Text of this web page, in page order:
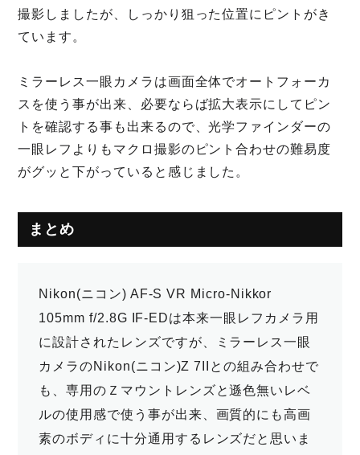
撮影しましたが、しっかり狙った位置にピントがき
ています。
ミラーレス一眼カメラは画面全体でオートフォーカ
スを使う事が出来、必要ならば拡大表示にしてピン
トを確認する事も出来るので、光学ファインダーの
一眼レフよりもマクロ撮影のピント合わせの難易度
がグッと下がっていると感じました。
まとめ
Nikon(ニコン) AF-S VR Micro-Nikkor
105mm f/2.8G IF-EDは本来一眼レフカメラ用
に設計されたレンズですが、ミラーレス一眼
カメラのNikon(ニコン)Z 7IIとの組み合わせで
も、専用のＺマウントレンズと遜色無いレベ
ルの使用感で使う事が出来、画質的にも高画
素のボディに十分通用するレンズだと思いま